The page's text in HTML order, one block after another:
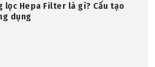
lọc Hepa Filter là gì? Cấu tạo
dụng